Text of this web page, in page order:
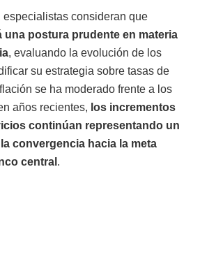
especialistas consideran que
una postura prudente en materia
, evaluando la evolución de los
su estrategia sobre tasas de
se ha moderado frente a los
años recientes, los incrementos
continúan representando un
convergencia hacia la meta
central .